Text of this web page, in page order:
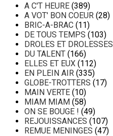
A C'T HEURE (389)
A VOT' BON COEUR (28)
BRIC-A-BRAC (11)
DE TOUS TEMPS (103)
DROLES ET DROLESSES
DU TALENT (166)
ELLES ET EUX (112)
EN PLEIN AIR (335)
GLOBE-TROTTERS (17)
MAIN VERTE (10)
MIAM MIAM (58)
ON SE BOUGE ! (49)
REJOUISSANCES (107)
REMUE MENINGES (47)